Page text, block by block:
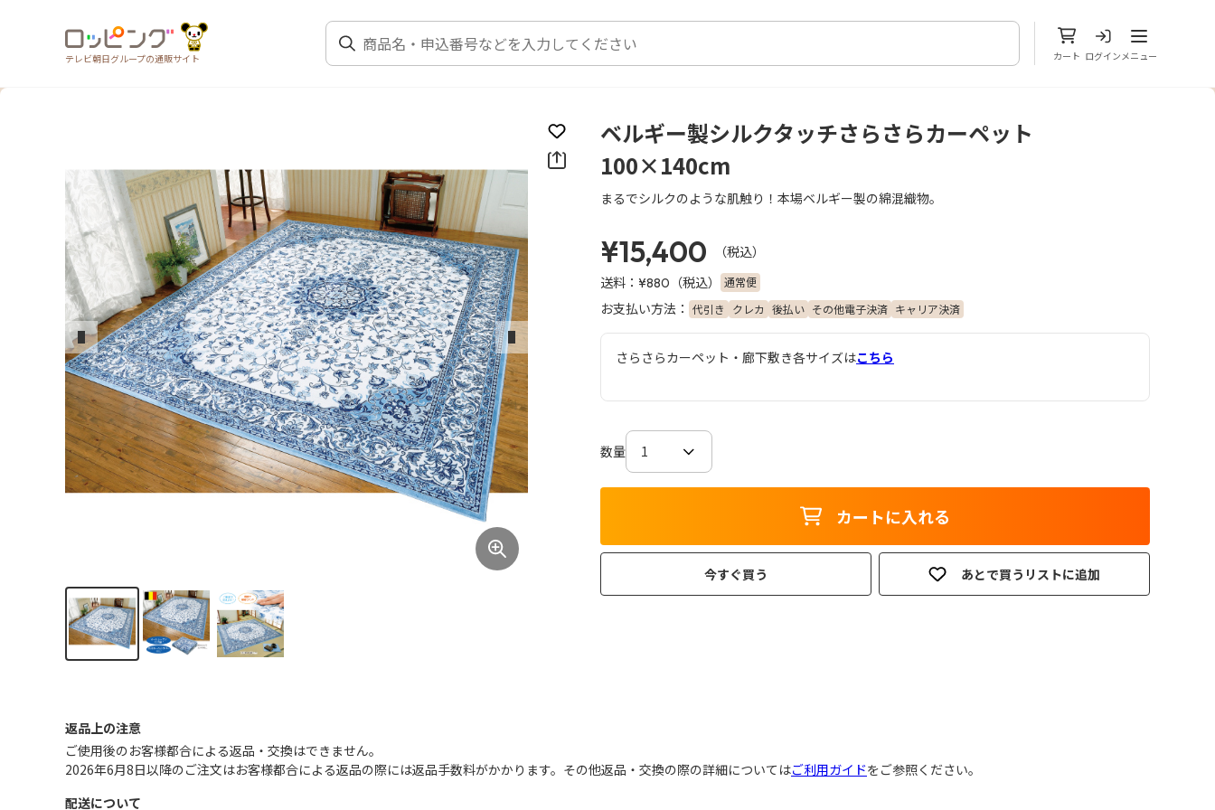
テレビ朝日グループの通販サイト カート ログイン
メニューを開
メニュー
前のスライド 次のスライド
お気に入りに登録
ベルギー製シルクタッチさらさらカーペット
100×140cm
まるでシルクのような肌触り！本場ベルギー製の綿混織物。
¥15,400
（税込）
送料： ¥880 （税込） 通常便
お支払い方法： 代引き クレカ 後払い その他電子決済 キャリア決済
さらさらカーペット・廊下敷き各サイズはこちら
数量
カートに入れる
今すぐ買う あとで買うリストに追加
返品上の注意
ご使用後のお客様都合による返品・交換はできません｡
2026年6月8日以降のご注文はお客様都合による返品の際には返品手数料がかかります。その他返品・交換の際の詳細についてはご利用ガイドをご参照ください。
配送について